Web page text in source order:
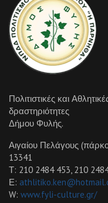
Πολιτιστικές και
δραστηριότητες
Δήμου Φυλής.
Αιγαίου Πελάγους
13341
Τ: 210 2484 453, 210
Ε:
W: www.fyli-culture.gr/